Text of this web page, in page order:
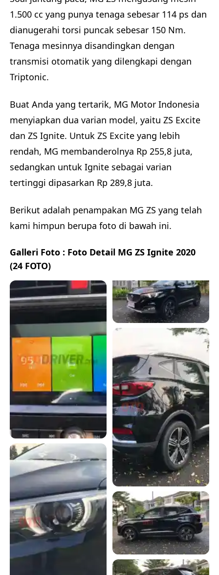
1.500 cc yang punya tenaga sebesar 114 ps dan
dianugerahi torsi puncak sebesar 150 Nm.
Tenaga mesinnya disandingkan dengan
transmisi otomatik yang dilengkapi dengan
Triptonic.
Buat Anda yang tertarik, MG Motor Indonesia
menyiapkan dua varian model, yaitu ZS Excite
dan ZS Ignite. Untuk ZS Excite yang lebih
rendah, MG membanderolnya Rp 255,8 juta,
sedangkan untuk Ignite sebagai varian
tertinggi dipasarkan Rp 289,8 juta.
Berikut adalah penampakan MG ZS yang telah
kami himpun berupa foto di bawah ini.
Galleri Foto : Foto Detail MG ZS Ignite 2020
(24 FOTO)